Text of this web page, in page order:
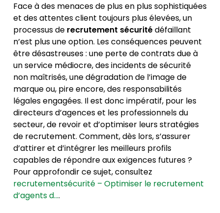
Face à des menaces de plus en plus sophistiquées
et des attentes client toujours plus élevées, un
processus de recrutement sécuritédéfaillant
n’est plus une option. Les conséquences peuvent
être désastreuses : une perte de contrats due à
un service médiocre, des incidents de sécurité
non maîtrisés, une dégradation de l’image de
marque ou, pire encore, des responsabilités
légales engagées. Il est donc impératif, pour les
directeurs d’agences et les professionnels du
secteur, de revoir et d’optimiser leurs stratégies
de recrutement. Comment, dès lors, s’assurer
d’attirer et d’intégrer les meilleurs profils
capables de répondre aux exigences futures ?
Pour approfondir ce sujet, consultez
recrutementsécurité – Optimiser le recrutement
d’agents d….